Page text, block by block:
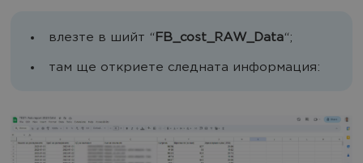
влезте в шийт “FB_cost_RAW_Data“;
там ще откриете следната информация: